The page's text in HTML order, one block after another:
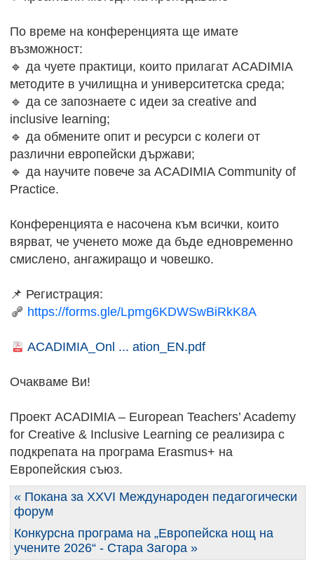
По време на конференцията ще имате
възможност:
🔹 да чуете практици, които прилагат ACADIMIA
методите в училищна и университетска среда;
🔹 да се запознаете с идеи за creative and
inclusive learning;
🔹 да обмените опит и ресурси с колеги от
различни европейски държави;
🔹 да научите повече за ACADIMIA Community of
Practice.
Конференцията е насочена към всички, които
вярват, че ученето може да бъде едновременно
смислено, ангажиращо и човешко.
📌 Регистрация:
https://forms.gle/Lpmg6KDWSwBiRkK8A
ACADIMIA_Onl ... ation_EN.pdf
Очакваме Ви!
Проект ACADIMIA – European Teachers’ Academy
for Creative & Inclusive Learning се реализира с
подкрепата на програма Erasmus+ на
Европейския съюз.
« Покана за XXVI Международен педагогически
форум
Конкурсна програма на „Европейска нощ на
учените 2026“ - Стара Загора »